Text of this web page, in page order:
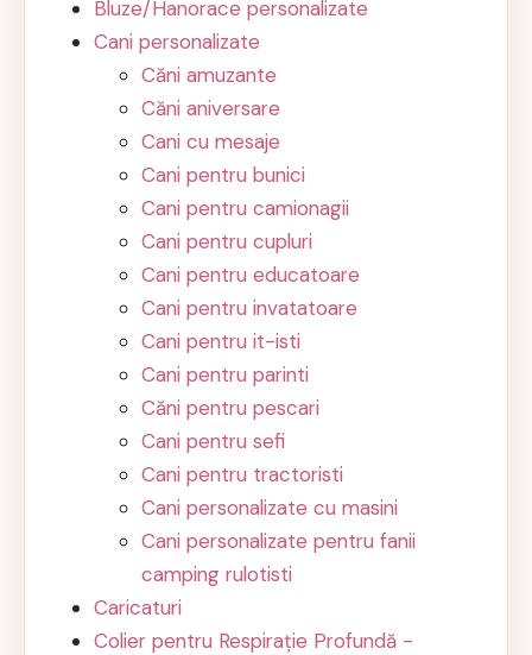
Bluze/Hanorace personalizate
Cani personalizate
Căni amuzante
Căni aniversare
Cani cu mesaje
Cani pentru bunici
Cani pentru camionagii
Cani pentru cupluri
Cani pentru educatoare
Cani pentru invatatoare
Cani pentru it-isti
Cani pentru parinti
Căni pentru pescari
Cani pentru sefi
Cani pentru tractoristi
Cani personalizate cu masini
Cani personalizate pentru fanii
camping rulotisti
Caricaturi
Colier pentru Respirație Profundă -